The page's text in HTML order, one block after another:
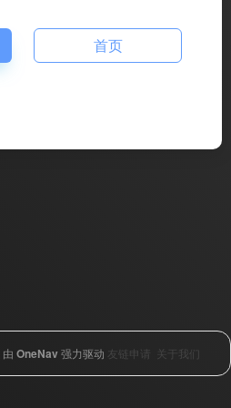
首页
由 OneNav强力驱动 友链申请 关于我们